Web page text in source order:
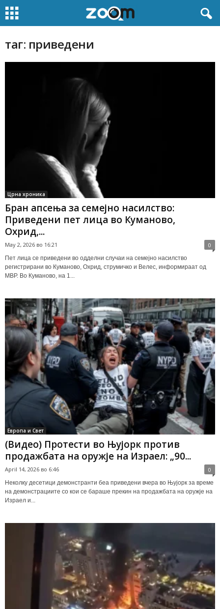
таг: приведени
Црна хроника
Бран апсења за семејно насилство:
Приведени пет лица во Куманово,
Охрид,...
May 2, 2026 во 16:21 0
Пет лица се приведени во одделни случаи на семејно насилство
регистрирани во Куманово, Охрид, струмичко и Велес, информираат од
МВР. Во Куманово, на 1...
Европа и Свет
(Видео) Протести во Њујорк против
продажбата на оружје на Израел: „90...
April 14, 2026 во 6:46 0
Неколку десетици демонстранти беа приведени вчера во Њујорк за време
на демонстрациите со кои се бараше прекин на продажбата на оружје на
Израел и...